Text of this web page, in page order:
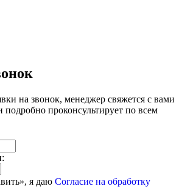
на звонок, менеджер свяжется с вами
подробно проконсультирует по всем
я даю Согласие на обработку